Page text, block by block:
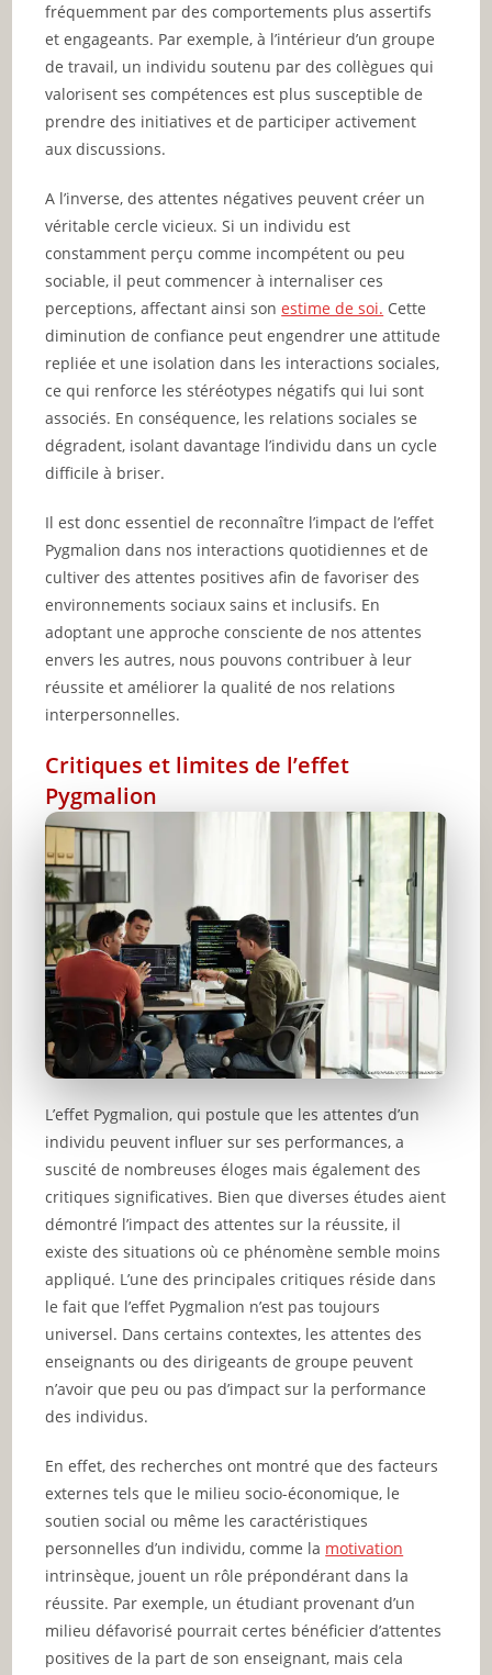
fréquemment par des comportements plus assertifs
et engageants. Par exemple, à l’intérieur d’un groupe
de travail, un individu soutenu par des collègues qui
valorisent ses compétences est plus susceptible de
prendre des initiatives et de participer activement
aux discussions.
A l’inverse, des attentes négatives peuvent créer un
véritable cercle vicieux. Si un individu est
constamment perçu comme incompétent ou peu
sociable, il peut commencer à internaliser ces
perceptions, affectant ainsi sonestime de soi. Cette
diminution de confiance peut engendrer une attitude
repliée et une isolation dans les interactions sociales,
ce qui renforce les stéréotypes négatifs qui lui sont
associés. En conséquence, les relations sociales se
dégradent, isolant davantage l’individu dans un cycle
difficile à briser.
Il est donc essentiel de reconnaître l’impact de l’effet
Pygmalion dans nos interactions quotidiennes et de
cultiver des attentes positives afin de favoriser des
environnements sociaux sains et inclusifs. En
adoptant une approche consciente de nos attentes
envers les autres, nous pouvons contribuer à leur
réussite et améliorer la qualité de nos relations
interpersonnelles.
Critiques et limites de l’effet
Pygmalion
L’effet Pygmalion, qui postule que les attentes d’un
individu peuvent influer sur ses performances, a
suscité de nombreuses éloges mais également des
critiques significatives. Bien que diverses études aient
démontré l’impact des attentes sur la réussite, il
existe des situations où ce phénomène semble moins
appliqué. L’une des principales critiques réside dans
le fait que l’effet Pygmalion n’est pas toujours
universel. Dans certains contextes, les attentes des
enseignants ou des dirigeants de groupe peuvent
n’avoir que peu ou pas d’impact sur la performance
des individus.
En effet, des recherches ont montré que des facteurs
externes tels que le milieu socio-économique, le
soutien social ou même les caractéristiques
personnelles d’un individu, comme la motivation
intrinsèque, jouent un rôle prépondérant dans la
réussite. Par exemple, un étudiant provenant d’un
milieu défavorisé pourrait certes bénéficier d’attentes
positives de la part de son enseignant, mais cela